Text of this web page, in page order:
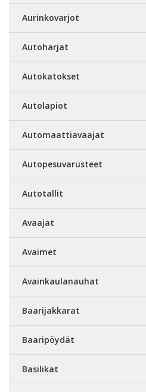
Aurinkovarjot
Autoharjat
Autokatokset
Autolapiot
Automaattiavaajat
Autopesuvarusteet
Autotallit
Avaajat
Avaimet
Avainkaulanauhat
Baarijakkarat
Baaripöydät
Basilikat